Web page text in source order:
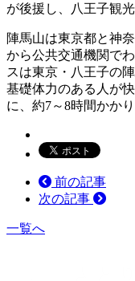
が後援し、八王子観
陣馬山は東京都と神
から公共交通機関で
スは東京・八王子の
基礎体力のある人が
に、約7～8時間かかり
前の記事
次の記事
一覧へ